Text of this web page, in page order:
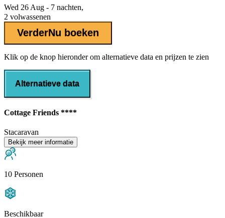
Wed 26 Aug - 7 nachten,
2 volwassenen
VerderNu boeken
Klik op de knop hieronder om alternatieve data en prijzen te zien
Alternatieve data
Cottage Friends ****
Stacaravan
Bekijk meer informatie
10 Personen
Beschikbaar